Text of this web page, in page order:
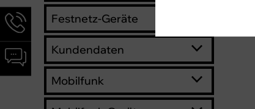
Festnetz-Geräte
Kundendaten
Mobilfunk
Hotline-
Informationen
werden
angezeigt
Chat-
Informationen
werden
angezeigt